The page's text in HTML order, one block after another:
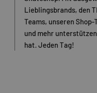
Lieblingsbrands, den
Teams, unseren
und mehr
hat. Jeden Tag!